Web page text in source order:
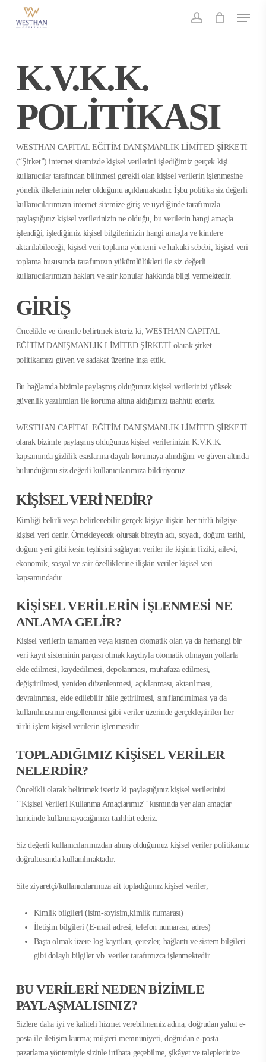
Menu
K.V.K.K.
POLİTİKASI
WESTHAN CAPİTAL EĞİTİM DANIŞMANLIK LİMİTED ŞİRKETİ
(“Şirket”) internet sitemizde kişisel verilerini işlediğimiz gerçek kişi
kullanıcılar tarafından bilinmesi gerekli olan kişisel verilerin işlenmesine
yönelik ilkelerinin neler olduğunu açıklamaktadır. İşbu politika siz değerli
kullanıcılarımızın internet sitemize giriş ve üyeliğinde tarafımızla
paylaştığınız kişisel verilerinizin ne olduğu, bu verilerin hangi amaçla
işlendiği, işlediğimiz kişisel bilgilerinizin hangi amaçla ve kimlere
aktarılabileceği, kişisel veri toplama yöntemi ve hukuki sebebi, kişisel veri
toplama hususunda tarafımızın yükümlülükleri ile siz değerli
kullanıcılarımızın hakları ve sair konular hakkında bilgi vermektedir.
GİRİŞ
Öncelikle ve önemle belirtmek isteriz ki; WESTHAN CAPİTAL
EĞİTİM DANIŞMANLIK LİMİTED ŞİRKETİ olarak şirket
politikamızı güven ve sadakat üzerine inşa ettik.
Bu bağlamda bizimle paylaşmış olduğunuz kişisel verilerinizi yüksek
güvenlik yazılımları ile koruma altına aldığımızı taahhüt ederiz.
WESTHAN CAPİTAL EĞİTİM DANIŞMANLIK LİMİTED ŞİRKETİ
olarak bizimle paylaşmış olduğunuz kişisel verilerinizin K.V.K.K.
kapsamında gizlilik esaslarına dayalı korumaya alındığını ve güven altında
bulunduğunu siz değerli kullanıcılarımıza bildiriyoruz.
KİŞİSEL VERİ NEDİR?
Kimliği belirli veya belirlenebilir gerçek kişiye ilişkin her türlü bilgiye
kişisel veri denir. Örnekleyecek olursak bireyin adı, soyadı, doğum tarihi,
doğum yeri gibi kesin teşhisini sağlayan veriler ile kişinin fiziki, ailevi,
ekonomik, sosyal ve sair özelliklerine ilişkin veriler kişisel veri
kapsamındadır.
KİŞİSEL VERİLERİN İŞLENMESİ NE
ANLAMA GELİR?
Kişisel verilerin tamamen veya kısmen otomatik olan ya da herhangi bir
veri kayıt sisteminin parçası olmak kaydıyla otomatik olmayan yollarla
elde edilmesi, kaydedilmesi, depolanması, muhafaza edilmesi,
değiştirilmesi, yeniden düzenlenmesi, açıklanması, aktarılması,
devralınması, elde edilebilir hâle getirilmesi, sınıflandırılması ya da
kullanılmasının engellenmesi gibi veriler üzerinde gerçekleştirilen her
türlü işlem kişisel verilerin işlenmesidir.
TOPLADIĞIMIZ KİŞİSEL VERİLER
NELERDİR?
Öncelikli olarak belirtmek isteriz ki paylaştığınız kişisel verilerinizi
‘’Kişisel Verileri Kullanma Amaçlarımız‘’ kısmında yer alan amaçlar
haricinde kullanmayacağımızı taahhüt ederiz.
Siz değerli kullanıcılarımızdan almış olduğumuz kişisel veriler politikamız
doğrultusunda kullanılmaktadır.
Site ziyaretçi/kullanıcılarımıza ait topladığımız kişisel veriler;
Kimlik bilgileri (isim-soyisim,kimlik numarası)
İletişim bilgileri (E-mail adresi, telefon numarası, adres)
Başta olmak üzere log kayıtları, çerezler, bağlantı ve sistem bilgileri
gibi dolaylı bilgiler vb. veriler tarafımızca işlenmektedir.
BU VERİLERİ NEDEN BİZİMLE
PAYLAŞMALISINIZ?
Sizlere daha iyi ve kaliteli hizmet verebilmemiz adına, doğrudan yahut e-
posta ile iletişim kurma; müşteri memnuniyeti, doğrudan e-posta
pazarlama yöntemiyle sizinle irtibata geçebilme, şikâyet ve taleplerinize